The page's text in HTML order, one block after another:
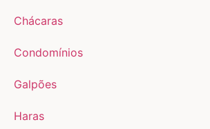
Chácaras
Condomínios
Galpões
Haras